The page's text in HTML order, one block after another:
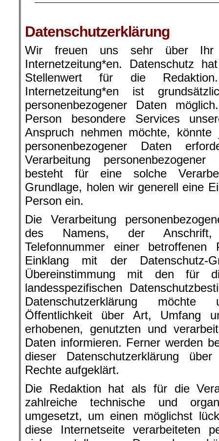
Datenschutzerklärung
Wir freuen uns sehr über Ihr
Internetzeitung*en. Datenschutz
Stellenwert für die
Internetzeitung*en ist
personenbezogener Daten
Person besondere Services
Anspruch nehmen möchte, könnte
personenbezogener Daten
Verarbeitung
besteht für eine solche
Grundlage, holen wir generell eine
Person ein.
Die Verarbeitung
des Namens, der Anschrift,
Telefonnummer einer
Einklang mit der Datenschutz-
Übereinstimmung mit den für
landesspezifischen
Datenschutzerklärung
Öffentlichkeit über Art, Umfang
erhobenen, genutzten und
Daten informieren. Ferner werden
dieser Datenschutzerklärung
Rechte aufgeklärt.
Die Redaktion hat als für die
zahlreiche technische und
umgesetzt, um einen möglichst
diese Internetseite verarbeiteten